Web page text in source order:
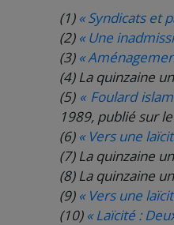
(1) « Syndicats et
(2) « Une
(3) «
(4) La quinzaine
(5) « Foulard
1989, publié sur
(6) « Vers une
(7) La quinzaine
(8) La quinzaine
(9) « Vers une
(10) « Laïcité :